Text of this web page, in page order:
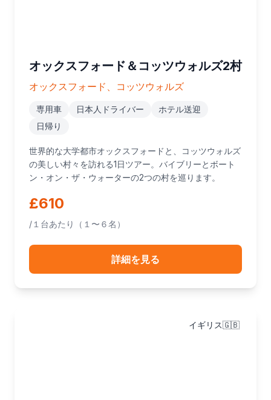
オックスフォード＆コッツウォルズ2村
オックスフォード、コッツウォルズ
専用車 日本人ドライバー
ホテル送迎
日帰り
世界的な大学都市オックスフォードと、コッツウォルズ
の美しい村々を訪れる1日ツアー。バイブリーとボート
ン・オン・ザ・ウォーターの2つの村を巡ります。
£610
/１台あたり（１〜６名）
詳細を見る
イギリス🇬🇧